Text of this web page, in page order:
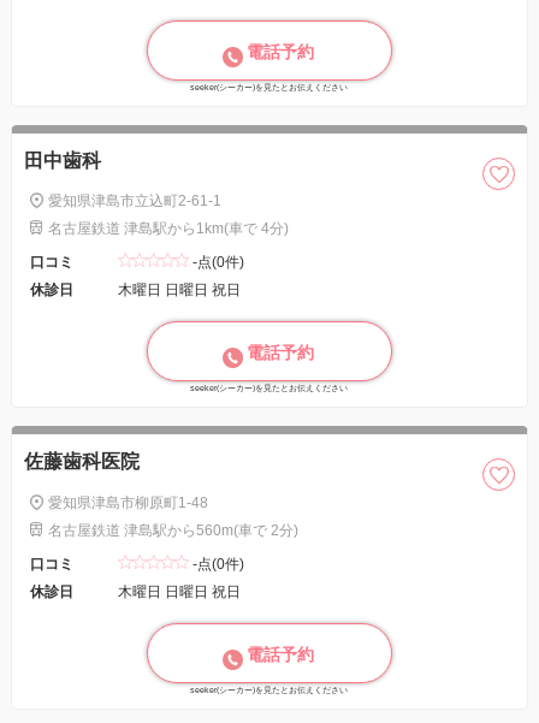
電話予約
seeker(シーカー)を見たとお伝えください
田中歯科
愛知県津島市立込町2-61-1
名古屋鉄道 津島駅から1km(車で 4分)
口コミ
-点(0件)
休診日
木曜日 日曜日 祝日
電話予約
seeker(シーカー)を見たとお伝えください
佐藤歯科医院
愛知県津島市柳原町1-48
名古屋鉄道 津島駅から560m(車で 2分)
口コミ
-点(0件)
休診日
木曜日 日曜日 祝日
電話予約
seeker(シーカー)を見たとお伝えください